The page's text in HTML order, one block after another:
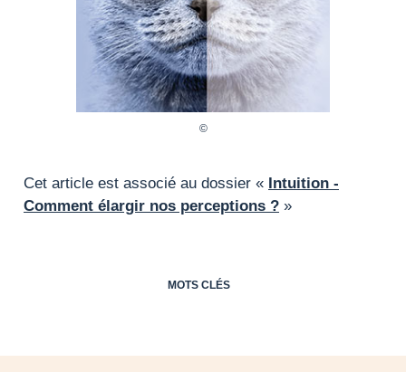
Cet article est associé au dossier « Intuition -
Comment élargir nos perceptions ? »
MOTS CLÉS